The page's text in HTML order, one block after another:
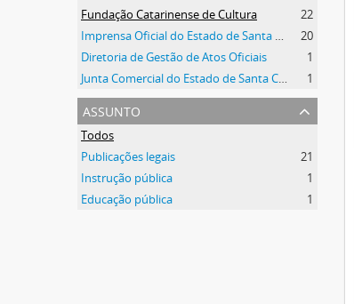
Fundação Catarinense de Cultura
22
Imprensa Oficial do Estado de Santa Catarina
20
Diretoria de Gestão de Atos Oficiais
1
Junta Comercial do Estado de Santa Catarina
1
assunto
Todos
Publicações legais
21
Instrução pública
1
Educação pública
1